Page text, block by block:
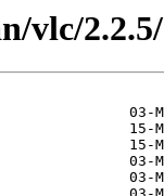
vlc/2.2.5/